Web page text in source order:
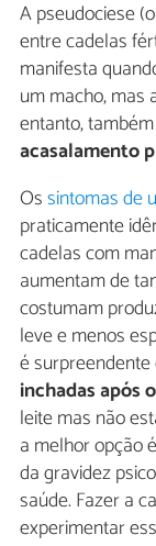
A pseudociese
entre cadelas
manifesta
um macho, mas
entanto, também
acasalamento
Ossintomas de
praticamente
cadelas com
aumentam de
costumam
leve e menos
é
inchadas após
leite mas não
a melhor opção
da gravidez
saúde. Fazer a
experimentar